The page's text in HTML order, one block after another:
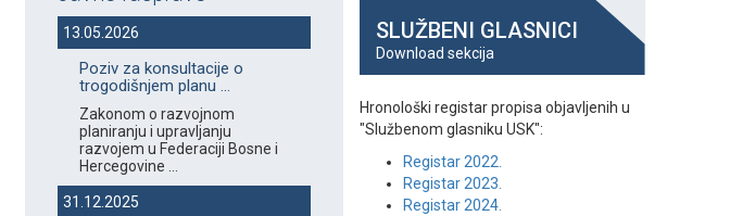
13.05.2026
Poziv za konsultacije o
trogodišnjem planu ...
Zakonom o razvojnom
planiranju i upravljanju
razvojem u Federaciji Bosne i
Hercegovine ...
31.12.2025
SLUŽBENI GLASNICI
Download sekcija
Hronološki registar propisa objavljenih u
"Službenom glasniku USK":
Registar 2022.
Registar 2023.
Registar 2024.